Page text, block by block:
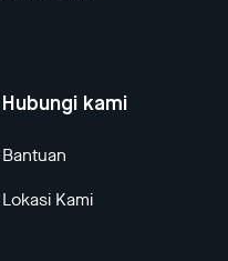
Hubungi kami
Bantuan
Lokasi Kami